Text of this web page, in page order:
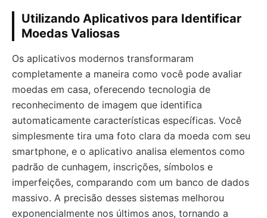
Utilizando Aplicativos para Identificar
Moedas Valiosas
Os aplicativos modernos transformaram
completamente a maneira como você pode avaliar
moedas em casa, oferecendo tecnologia de
reconhecimento de imagem que identifica
automaticamente características específicas. Você
simplesmente tira uma foto clara da moeda com seu
smartphone, e o aplicativo analisa elementos como
padrão de cunhagem, inscrições, símbolos e
imperfeições, comparando com um banco de dados
massivo. A precisão desses sistemas melhorou
exponencialmente nos últimos anos, tornando a